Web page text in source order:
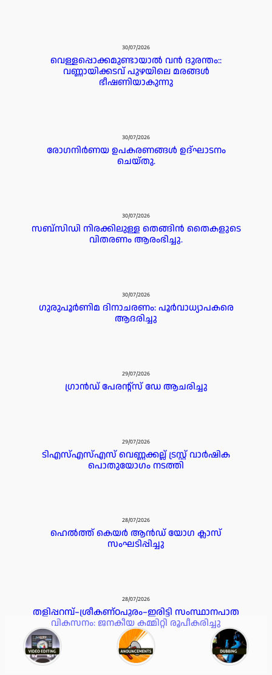
30/07/2026
വെള്ളപ്പൊക്കമുണ്ടായാൽ വൻ ദുരന്തം::
വണ്ണായിക്കടവ് പുഴയിലെ മരങ്ങൾ
ഭീഷണിയാകുന്നു
30/07/2026
രോഗനിർണയ ഉപകരണങ്ങൾ ഉദ്ഘാടനം
ചെയ്തു.
30/07/2026
സബ്സിഡി നിരക്കിലുള്ള തെങ്ങിൻ തൈകളുടെ
വിതരണം ആരംഭിച്ചു.
30/07/2026
ഗുരുപൂർണിമ ദിനാചരണം: പൂർവാധ്യാപകരെ
ആദരിച്ചു
29/07/2026
ഗ്രാൻഡ് പേരൻ്റ്സ് ഡേ ആചരിച്ചു
29/07/2026
ടിഎസ്എസ്എസ് വെണ്ണക്കല്ല് ട്രസ്റ്റ് വാർഷിക
പൊതുയോഗം നടത്തി
28/07/2026
ഹെൽത്ത് കെയർ ആൻഡ് യോഗ ക്ലാസ്
സംഘടിപ്പിച്ചു
28/07/2026
തളിപ്പറമ്പ്–ശ്രീകണ്ഠപുരം–ഇരിട്ടി സംസ്ഥാനപാത
വികസനം: ജനകീയ കമ്മിറ്റി രൂപീകരിച്ചു